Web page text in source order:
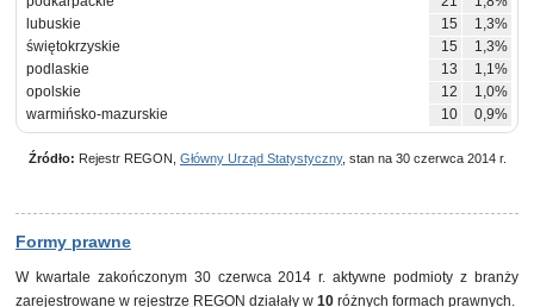
lubuskie
15
1,3%
świętokrzyskie
15
1,3%
podlaskie
13
1,1%
opolskie
12
1,0%
warmińsko-mazurskie
10 0,9%
Źródło: Rejestr REGON, Główny Urząd Statystyczny, stan na 30 czerwca 2014 r.
Formy prawne
W kwartale zakończonym 30 czerwca 2014 r. aktywne podmioty z branży
zarejestrowane w rejestrze REGON działały w 10 różnych formach prawnych.